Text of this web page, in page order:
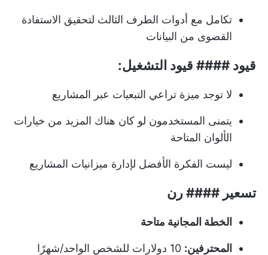
تكامل مع أدوات الطرف الثالث لتحقيق الاستفادة
القصوى من البيانات
قيود #### قيود التشغيل:
لا توجد ميزة تراعي التبعيات عبر المشاريع
يتمنى المستخدمون لو كان هناك المزيد من خيارات
الألوان المتاحة
ليست الفكرة الأفضل لإدارة ميزانيات المشاريع
تسعير #### رن
الخطة المجانية متاحة
المحترفين: